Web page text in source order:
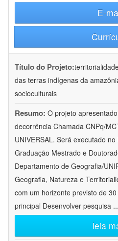
E-
Título do Projeto:
das terras indígenas da
socioculturais
Resumo: O projeto
decorrência Chamada CNPq/
UNIVERSAL. Será executado
Graduação Mestrado e
Departamento de Geografia/
Geografia, Natureza e
com um horizonte previsto de
principal Desenvolver pesquisa ...
leia